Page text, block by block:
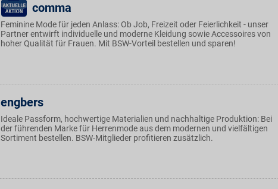
comma
Feminine Mode für jeden Anlass: Ob Job, Freizeit oder Feierlichkeit - unser
Partner entwirft individuelle und moderne Kleidung sowie Accessoires von
hoher Qualität für Frauen. Mit BSW-Vorteil bestellen und sparen!
engbers
Ideale Passform, hochwertige Materialien und nachhaltige Produktion: Bei
der führenden Marke für Herrenmode aus dem modernen und vielfältigen
Sortiment bestellen. BSW-Mitglieder profitieren zusätzlich.